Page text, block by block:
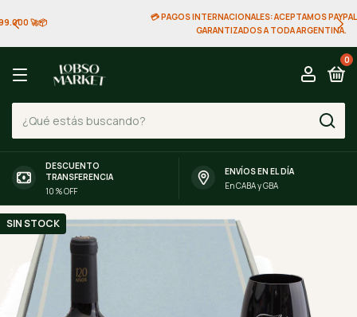
💳 PAGOS INTERNACIONALES: ACEPTAMOS PAYPAL. ENVÍOS
GARANTIZADOS A TODA ARGENTINA.
0
DESCUENTO
TRANSFERENCIA
10 % OFF
ENVÍOS EN EL DÍA
En CABA y GBA
SIN STOCK